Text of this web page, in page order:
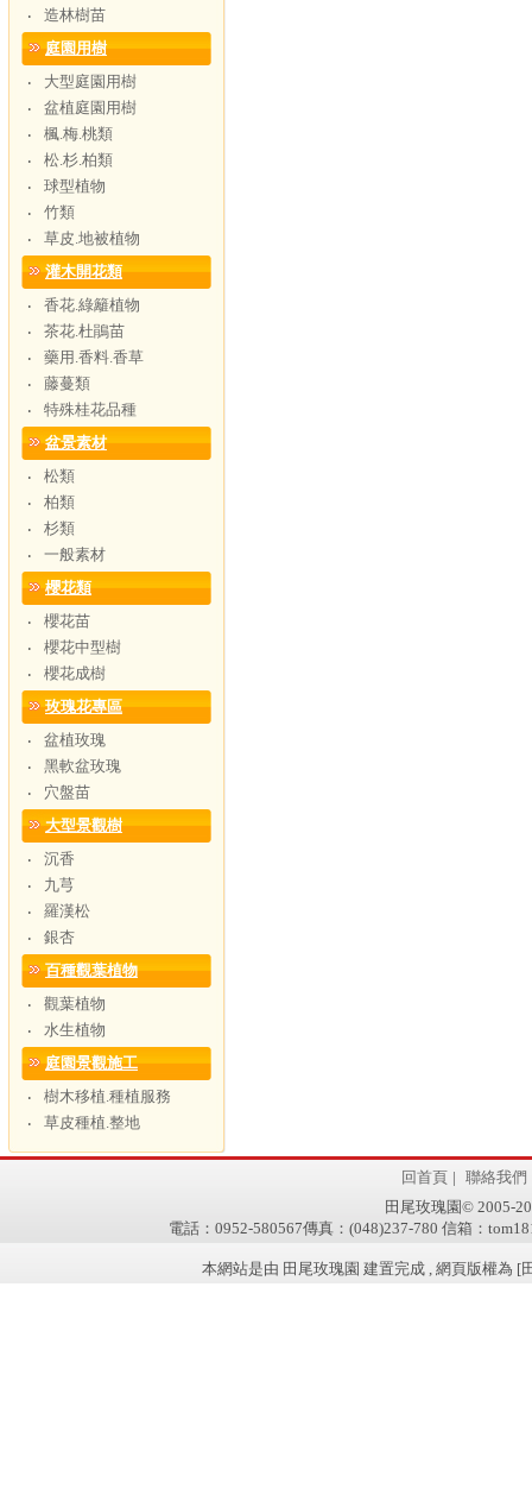
‧
造林樹苗
庭園用樹
‧
大型庭園用樹
‧
盆植庭園用樹
‧
楓.梅.桃類
‧
松.杉.柏類
‧
球型植物
‧
竹類
‧
草皮.地被植物
灌木開花類
‧
香花.綠籬植物
‧
茶花.杜鵑苗
‧
藥用.香料.香草
‧
藤蔓類
‧
特殊桂花品種
盆景素材
‧
松類
‧
柏類
‧
杉類
‧
一般素材
櫻花類
‧
櫻花苗
‧
櫻花中型樹
‧
櫻花成樹
玫瑰花專區
‧
盆植玫瑰
‧
黑軟盆玫瑰
‧
穴盤苗
大型景觀樹
‧
沉香
‧
九芎
‧
羅漢松
‧
銀杏
百種觀葉植物
‧
觀葉植物
‧
水生植物
庭園景觀施工
‧
樹木移植.種植服務
‧
草皮種植.整地
回首頁 | 聯絡我們
田尾玫瑰園© 2005-
電話：0952-580567傳真：(048)237-780 信箱：
本網站是由 田尾玫瑰園 建置完成 , 網頁版權為